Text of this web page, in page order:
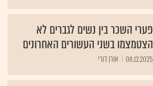
פערי השכר בין נשים לגברים לא
הצטמצמו בשני העשורים האחרונים
08.12.2025 אורן דורי